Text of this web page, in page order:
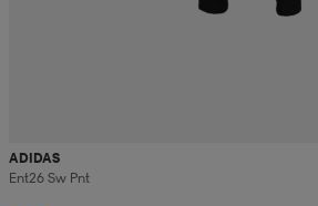
ADIDAS
Ent26 Sw Pnt